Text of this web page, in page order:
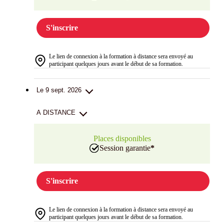
S'inscrire
Le lien de connexion à la formation à distance sera envoyé au
participant quelques jours avant le début de sa formation.
Le 9 sept. 2026
A DISTANCE
Places disponibles
Session garantie*
S'inscrire
Le lien de connexion à la formation à distance sera envoyé au
participant quelques jours avant le début de sa formation.